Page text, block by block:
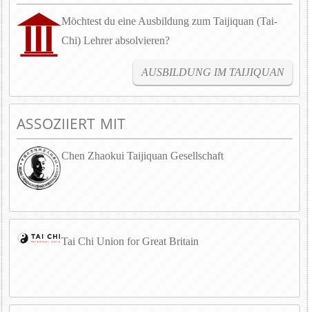
Möchtest du eine Ausbildung zum Taijiquan (Tai-
Chi) Lehrer absolvieren?
AUSBILDUNG IM TAIJIQUAN
ASSOZIIERT MIT
Chen Zhaokui Taijiquan Gesellschaft
Tai Chi Union for Great Britain